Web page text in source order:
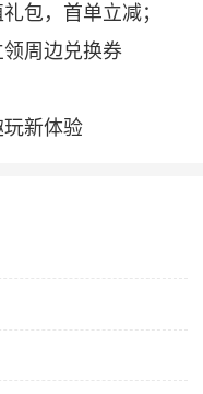
包，首单立减；
领周边兑换券
新体验